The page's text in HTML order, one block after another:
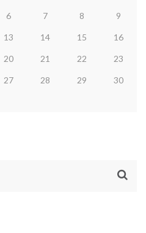
6 7 8 9
13 14 15 16
20 21 22 23
27 28 29 30